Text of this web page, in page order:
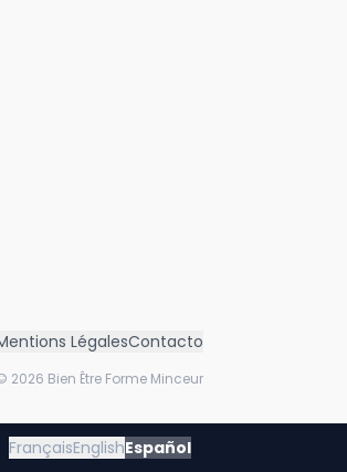
LégalesContacto
2026 Bien Être Forme Minceur
FrançaisEnglishEspañol